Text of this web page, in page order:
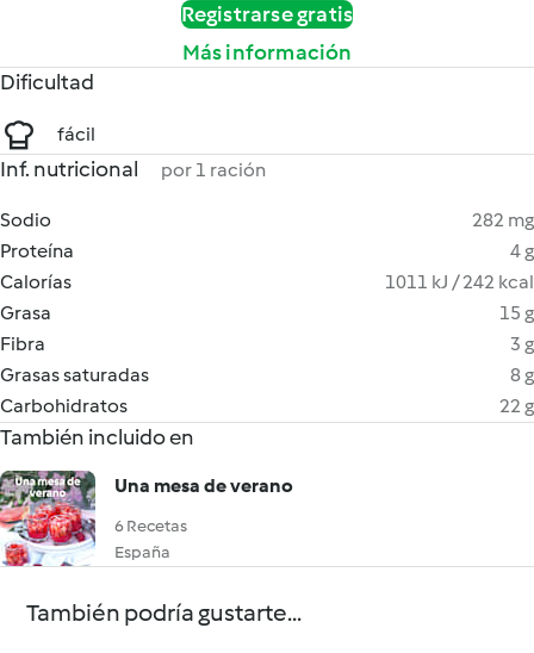
Registrarse gratis
Más información
Dificultad
fácil
Inf. nutricional por 1 ración
Sodio
282 mg
Proteína
4 g
Calorías
1011 kJ / 242 kcal
Grasa
15 g
Fibra
3 g
Grasas saturadas
8 g
Carbohidratos
22 g
También incluido en
Una mesa de verano
6 Recetas
España
También podría gustarte...